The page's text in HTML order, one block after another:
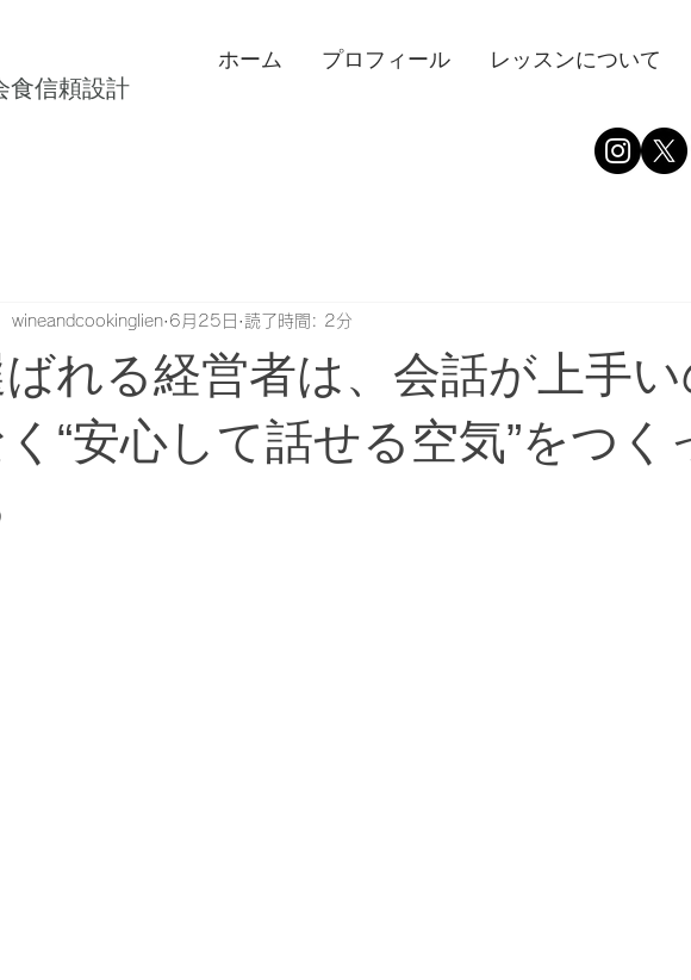
ホーム プロフィール レッスンについて
食信頼設計
れる経営者は、会話が上手
“安心して話せる空気”をつく
wineandcookinglien 6月25日 読了時間: 2分